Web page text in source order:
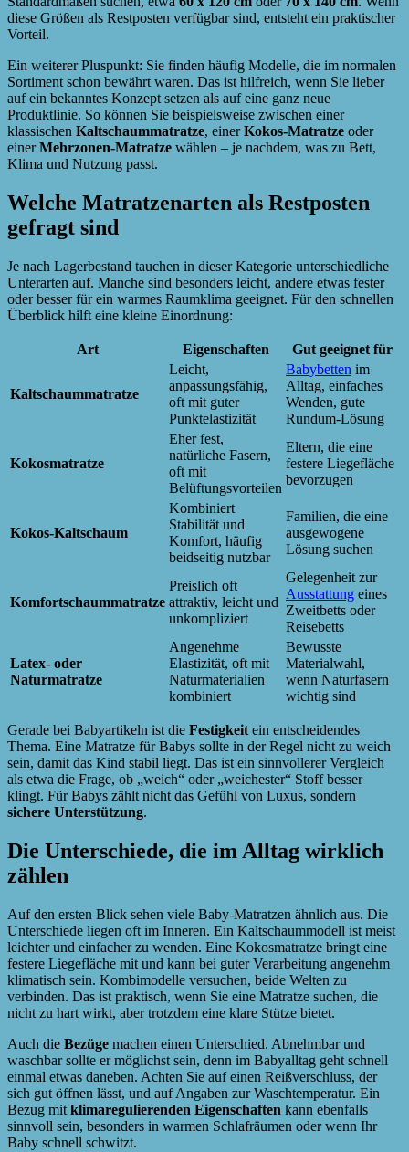
diese Größen als Restposten verfügbar sind, entsteht ein praktischer
Vorteil.
Ein weiterer Pluspunkt: Sie finden häufig Modelle, die im normalen
Sortiment schon bewährt waren. Das ist hilfreich, wenn Sie lieber
auf ein bekanntes Konzept setzen als auf eine ganz neue
Produktlinie. So können Sie beispielsweise zwischen einer
klassischen Kaltschaummatratze, einerKokos-Matratze oder
einerMehrzonen-Matratze wählen – je nachdem, was zu Bett,
Klima und Nutzung passt.
Welche Matratzenarten als Restposten
gefragt sind
Je nach Lagerbestand tauchen in dieser Kategorie unterschiedliche
Unterarten auf. Manche sind besonders leicht, andere etwas fester
oder besser für ein warmes Raumklima geeignet. Für den schnellen
Überblick hilft eine kleine Einordnung:
Art Eigenschaften Gut geeignet für
Kaltschaummatratze
Leicht,
anpassungsfähig,
oft mit guter
Punktelastizität
Babybetten im
Alltag, einfaches
Wenden, gute
Rundum-Lösung
Kokosmatratze
Eher fest,
natürliche Fasern,
oft mit
Belüftungsvorteilen
Eltern, die eine
festere Liegefläche
bevorzugen
Kokos-Kaltschaum
Kombiniert
Stabilität und
Komfort, häufig
beidseitig nutzbar
Familien, die eine
ausgewogene
Lösung suchen
Komfortschaummatratze
Preislich oft
attraktiv, leicht und
unkompliziert
Gelegenheit zur
Ausstattung eines
Zweitbetts oder
Reisebetts
Latex- oder
Naturmatratze
Angenehme
Elastizität, oft mit
Naturmaterialien
kombiniert
Bewusste
Materialwahl,
wenn Naturfasern
wichtig sind
Gerade bei Babyartikeln ist die Festigkeit ein entscheidendes
Thema. Eine Matratze für Babys sollte in der Regel nicht zu weich
sein, damit das Kind stabil liegt. Das ist ein sinnvollerer Vergleich
als etwa die Frage, ob „weich“ oder „weichester“ Stoff besser
klingt. Für Babys zählt nicht das Gefühl von Luxus, sondern
sichere Unterstützung.
Die Unterschiede, die im Alltag wirklich
zählen
Auf den ersten Blick sehen viele Baby-Matratzen ähnlich aus. Die
Unterschiede liegen oft im Inneren. Ein Kaltschaummodell ist meist
leichter und einfacher zu wenden. Eine Kokosmatratze bringt eine
festere Liegefläche mit und kann bei guter Verarbeitung angenehm
klimatisch sein. Kombimodelle versuchen, beide Welten zu
verbinden. Das ist praktisch, wenn Sie eine Matratze suchen, die
nicht zu hart wirkt, aber trotzdem eine klare Stütze bietet.
Auch die Bezüge machen einen Unterschied. Abnehmbar und
waschbar sollte er möglichst sein, denn im Babyalltag geht schnell
einmal etwas daneben. Achten Sie auf einen Reißverschluss, der
sich gut öffnen lässt, und auf Angaben zur Waschtemperatur. Ein
Bezug mit klimaregulierenden Eigenschaften kann ebenfalls
sinnvoll sein, besonders in warmen Schlafräumen oder wenn Ihr
Baby schnell schwitzt.